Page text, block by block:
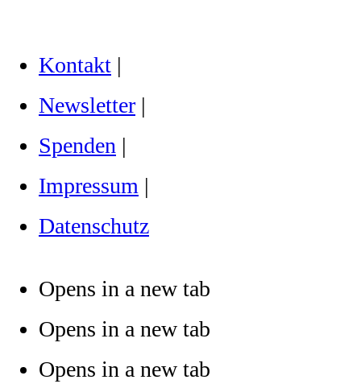
Kontakt |
Newsletter |
Spenden |
Impressum |
Datenschutz
Opens in a new tab
Opens in a new tab
Opens in a new tab